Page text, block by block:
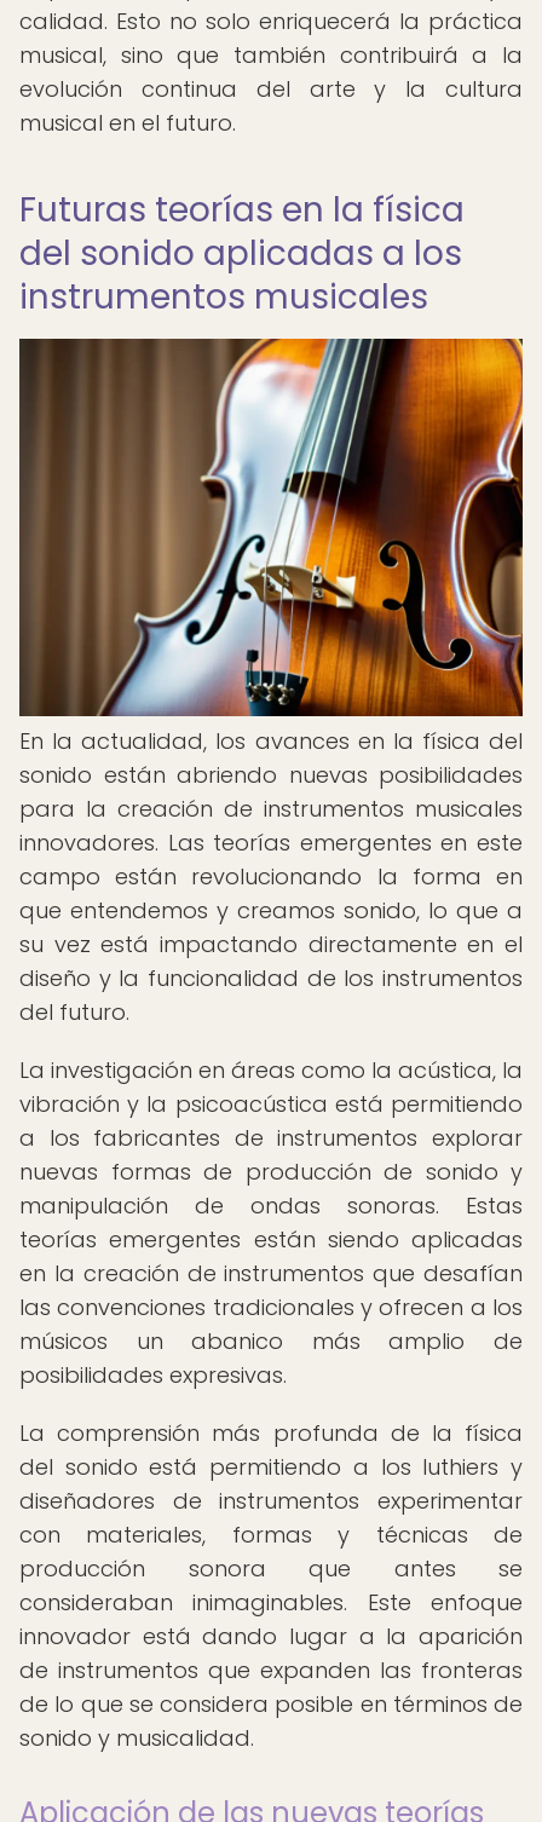
calidad. Esto no solo enriquecerá la práctica
musical, sino que también contribuirá a la
evolución continua del arte y la cultura
musical en el futuro.
Futuras teorías en la física
del sonido aplicadas a los
instrumentos musicales
En la actualidad, los avances en la física del
sonido están abriendo nuevas posibilidades
para la creación de instrumentos musicales
innovadores. Las teorías emergentes en este
campo están revolucionando la forma en
que entendemos y creamos sonido, lo que a
su vez está impactando directamente en el
diseño y la funcionalidad de los instrumentos
del futuro.
La investigación en áreas como la acústica, la
vibración y la psicoacústica está permitiendo
a los fabricantes de instrumentos explorar
nuevas formas de producción de sonido y
manipulación de ondas sonoras. Estas
teorías emergentes están siendo aplicadas
en la creación de instrumentos que desafían
las convenciones tradicionales y ofrecen a los
músicos un abanico más amplio de
posibilidades expresivas.
La comprensión más profunda de la física
del sonido está permitiendo a los luthiers y
diseñadores de instrumentos experimentar
con materiales, formas y técnicas de
producción sonora que antes se
consideraban inimaginables. Este enfoque
innovador está dando lugar a la aparición
de instrumentos que expanden las fronteras
de lo que se considera posible en términos de
sonido y musicalidad.
Aplicación de las nuevas teorías